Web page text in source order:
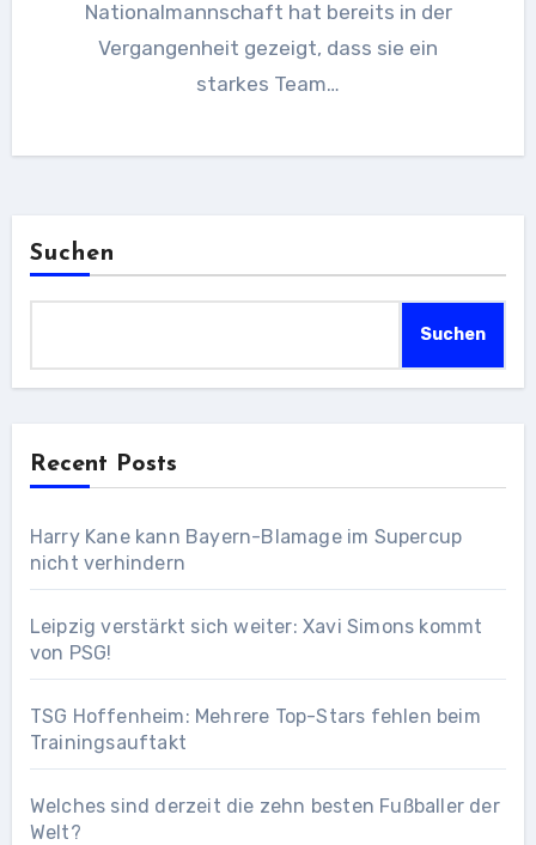
Nationalmannschaft hat bereits in der
Vergangenheit gezeigt, dass sie ein
starkes Team…
Suchen
Suchen
Recent Posts
Harry Kane kann Bayern-Blamage im Supercup
nicht verhindern
Leipzig verstärkt sich weiter: Xavi Simons kommt
von PSG!
TSG Hoffenheim: Mehrere Top-Stars fehlen beim
Trainingsauftakt
Welches sind derzeit die zehn besten Fußballer der
Welt?